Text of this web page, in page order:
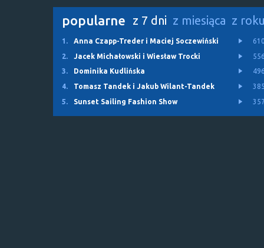
popularne z 7 dni z miesiąca z
1. Anna Czapp-Treder i Maciej Soczewiński
2.
Jacek Michałowski i Wiesław Trocki
3.
Dominika Kudlińska
4.
Tomasz Tandek i Jakub Wilant-Tandek
5.
Sunset Sailing Fashion Show